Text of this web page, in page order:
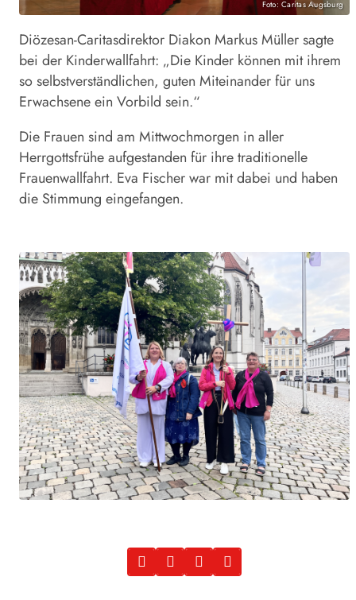
Foto: Caritas Augsburg
Diözesan-Caritasdirektor Diakon Markus Müller sagte
bei der Kinderwallfahrt: „Die Kinder können mit ihrem
so selbstverständlichen, guten Miteinander für uns
Erwachsene ein Vorbild sein.“
Die Frauen sind am Mittwochmorgen in aller
Herrgottsfrühe aufgestanden für ihre traditionelle
Frauenwallfahrt. Eva Fischer war mit dabei und haben
die Stimmung eingefangen.